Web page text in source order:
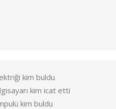
kim buldu
kim icat etti
kim buldu